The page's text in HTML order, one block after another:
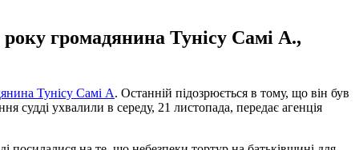
року громадянина Тунісу Самі А.,
Тунісу Самі А. Останній підозрюється в тому, що він був
судді ухвалили в середу, 21 листопада, передає агенція